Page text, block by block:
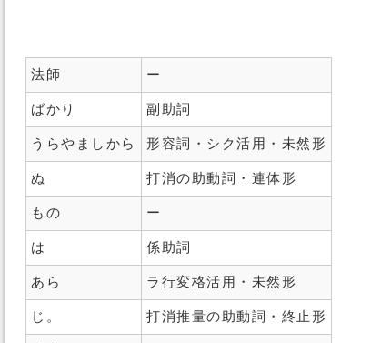
法師 ー
ばかり 副助詞
うらやましから 形容詞・シク活用・未然形
ぬ 打消の助動詞・連体形
もの ー
は 係助詞
あら ラ行変格活用・未然形
じ。 打消推量の助動詞・終止形